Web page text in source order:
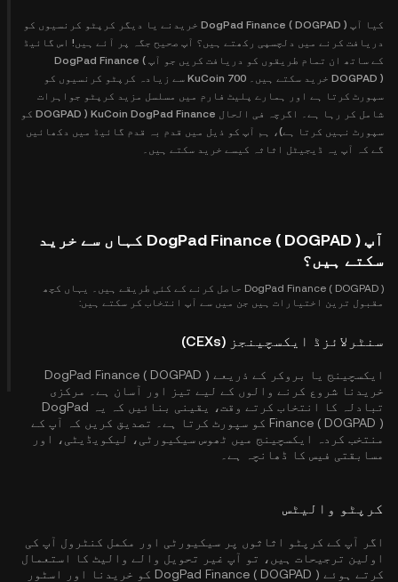
کیا آپ DogPad Finance ( DOGPAD ) خریدنے یا دیگر کرپٹو کرنسیوں کو
دریافت کرنے میں دلچسپی رکھتے ہیں؟ آپ صحیح جگہ پر آئے ہیں! اس گائیڈ
کے ساتھ ان تمام طریقوں کو دریافت کریں جو آپ DogPad Finance (
DOGPAD ) خرید سکتے ہیں۔ KuCoin 700 سے زیادہ کرپٹو کرنسیوں کو
سپورٹ کرتا ہے اور ہمارے پلیٹ فارم میں مسلسل مزید کرپٹو جواہرات
شامل کر رہا ہے۔ اگرچہ فی الحال KuCoin DogPad Finance ( DOGPAD کو
سپورٹ نہیں کرتا ہے)، ہم آپ کو ذیل میں قدم بہ قدم گائیڈ میں دکھائیں
گے کہ آپ یہ ڈیجیٹل اثاثہ کیسے خرید سکتے ہیں۔
آپ DogPad Finance ( DOGPAD ) کہاں سے خرید
سکتے ہیں؟
DogPad Finance ( DOGPAD ) حاصل کرنے کے کئی طریقے ہیں۔ یہاں کچھ
مقبول ترین اختیارات ہیں جن میں سے آپ انتخاب کر سکتے ہیں:
سنٹرلائزڈ ایکسچینجز (CEXs)
ایکسچینج یا بروکر کے ذریعے DogPad Finance ( DOGPAD )
خریدنا شروع کرنے والوں کے لیے تیز اور آسان ہے۔ مرکزی
تبادلہ کا انتخاب کرتے وقت، یقینی بنائیں کہ یہ DogPad
Finance ( DOGPAD ) کو سپورٹ کرتا ہے۔ تصدیق کریں کہ آپ کے
منتخب کردہ ایکسچینج میں ٹھوس سیکیورٹی، لیکویڈیٹی، اور
مسابقتی فیس کا ڈھانچہ ہے۔
کرپٹو والیٹس
اگر آپ کے کرپٹو اثاثوں پر سیکیورٹی اور مکمل کنٹرول آپ کی
اولین ترجیحات ہیں، تو آپ غیر تحویل والے والیٹ کا استعمال
کرتے ہوئے DogPad Finance ( DOGPAD ) کو خریدنا اور اسٹور